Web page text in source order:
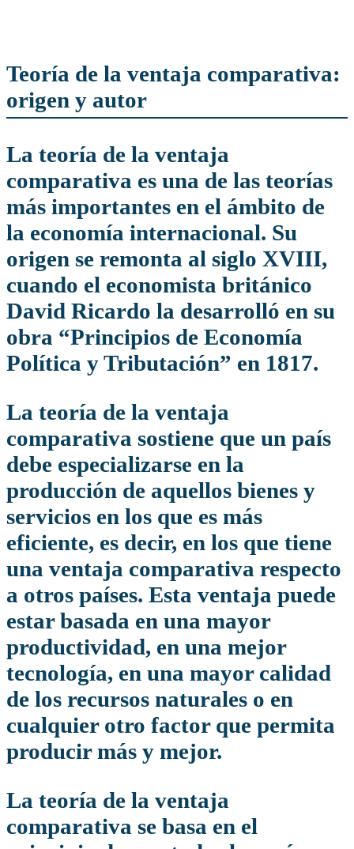
Teoría de la ventaja comparativa:
origen y autor
La teoría de la ventaja
comparativa es una de las teorías
más importantes en el ámbito de
la economía internacional. Su
origen se remonta al siglo XVIII,
cuando el economista británico
David Ricardo la desarrolló en su
obra “Principios de Economía
Política y Tributación” en 1817.
La teoría de la ventaja
comparativa sostiene que un país
debe especializarse en la
producción de aquellos bienes y
servicios en los que es más
eficiente, es decir, en los que tiene
una ventaja comparativa respecto
a otros países. Esta ventaja puede
estar basada en una mayor
productividad, en una mejor
tecnología, en una mayor calidad
de los recursos naturales o en
cualquier otro factor que permita
producir más y mejor.
La teoría de la ventaja
comparativa se basa en el